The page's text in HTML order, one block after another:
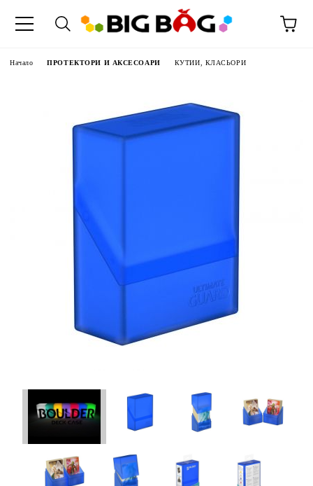
Начало ПРОТЕКТОРИ И АКСЕСОАРИ КУТИИ, КЛАСЬОРИ